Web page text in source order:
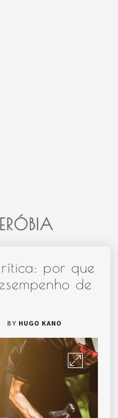
por que
de
BY HUGO KANO